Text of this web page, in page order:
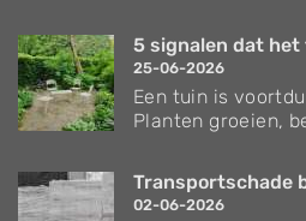
5 signalen dat het
25-06-2026
Een tuin is
Planten groeien,
Transportschade
02-06-2026